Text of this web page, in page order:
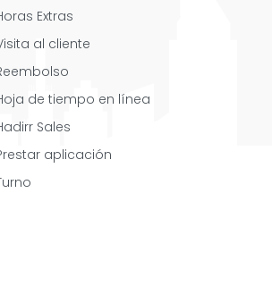
Extras
al cliente
de tiempo en línea
Sales
aplicación